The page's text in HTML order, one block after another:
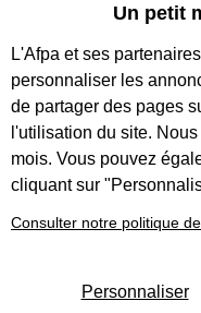
Un petit
L'Afpa et ses
personnaliser les
de partager des pages
l'utilisation du site.
mois. Vous pouvez
cliquant sur
Consulter notre politique
Personnaliser